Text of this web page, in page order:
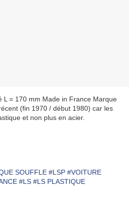
L = 170 mm Made in France Marque
(fin 1970 / début 1980) car les
et non plus en acier.
SOUFFLE #LSP #VOITURE
#LS #LS PLASTIQUE